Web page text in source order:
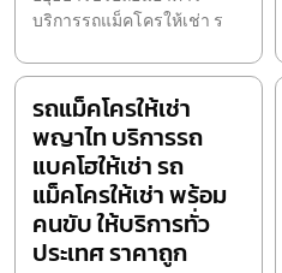
บริการรถแม็คโครให้เช่า ร
รถแม็คโครให้เช่า
พญาไท บริการรถ
แบคโฮให้เช่า รถ
แม็คโครให้เช่า พร้อม
คนขับ ให้บริการทั่ว
ประเทศ ราคาถูก